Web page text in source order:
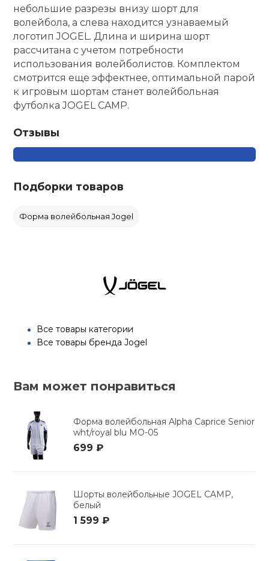
небольшие разрезы внизу шорт для
волейбола, а слева находится узнаваемый
логотип JOGEL. Длина и ширина шорт
рассчитана с учетом потребности
использования волейболистов. Комплектом
смотрится еще эффектнее, оптимальной парой
к игровым шортам станет волейбольная
футболка JOGEL CAMP.
Отзывы
Подборки товаров
Форма волейбольная Jogel
Все товары категории
Все товары бренда Jogel
Вам может понравиться
Форма волейбольная Alpha Caprice Senior
wht/royal blu MO-05
699 ₽
Шорты волейбольные JOGEL CAMP,
белый
1 599 ₽